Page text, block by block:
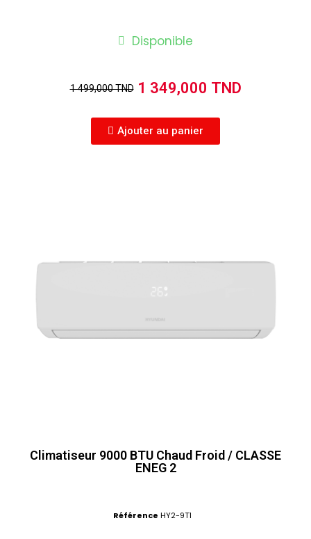
Disponible
1 499,000 TND 1 349,000 TND
Ajouter au panier
Climatiseur 9000 BTU Chaud Froid / CLASSE
ENEG 2
Référence HY2-9T1